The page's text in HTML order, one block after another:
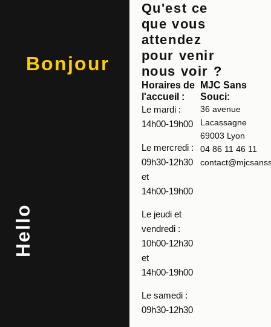
Qu'est ce
que vous
attendez
pour venir
nous voir ?
Horaires de
l'accueil :
Le mardi :
14h00-19h00
Le mercredi :
09h30-12h30
et
14h00-19h00
Le jeudi et
vendredi :
10h00-12h30
et
14h00-19h00
Le samedi :
09h30-12h30
MJC Sans
Souci:
36 avenue
Lacassagne
69003 Lyon
04 86 11 46 11
Bonjour
Hello